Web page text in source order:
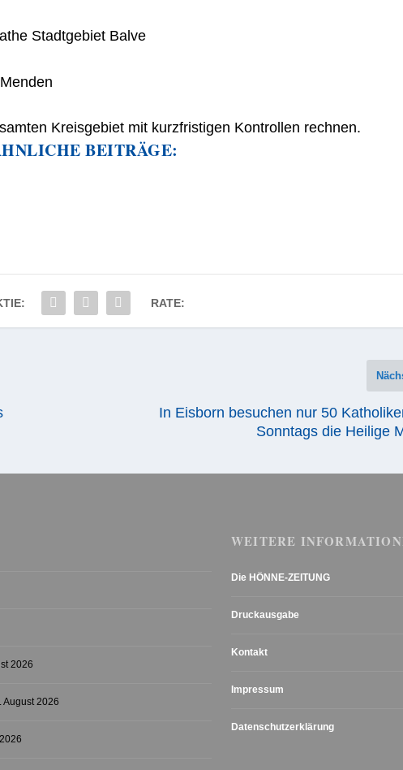
Stadtgebiet Balve
Kreisgebiet mit kurzfristigen Kontrollen rechnen.
BEITRÄGE:
RATE:
In Eisborn besuchen nur 50
Sonntags die Heilige
2026
August 2026
WEITERE
Die HÖNNE-ZEITUNG
Druckausgabe
Kontakt
Impressum
Datenschutzerklärung